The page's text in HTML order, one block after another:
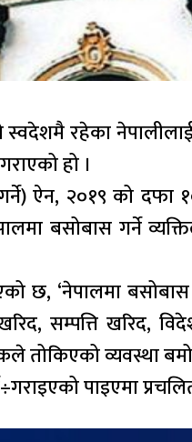
स्वदेशमै रहेका
हो ।
ऐन, २०१९ को
बसोबास गर्ने
छ, ‘नेपालमा
सम्पत्ति खरिद,
तोकिएको व्यवस्था
पाइएमा